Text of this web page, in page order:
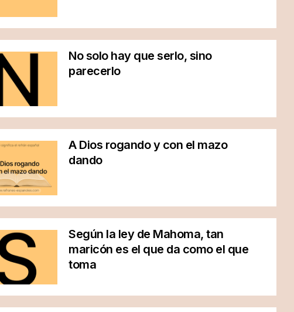
No solo hay que serlo, sino
parecerlo
A Dios rogando y con el mazo
dando
Según la ley de Mahoma, tan
maricón es el que da como el que
toma